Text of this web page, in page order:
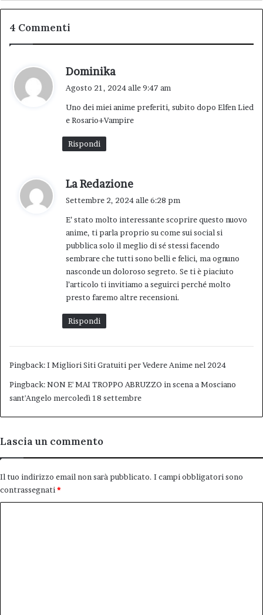
4 Commenti
Dominika
e
t
Agosto 21, 2024 alle 9:47 am
Uno dei miei anime preferiti, subito dopo Elfen Lied
e Rosario+Vampire
Rispondi
La Redazione
e
t
t
o
:
Settembre 2, 2024 alle 6:28 pm
E’ stato molto interessante scoprire questo nuovo
anime, ti parla proprio su come sui social si
pubblica solo il meglio di sé stessi facendo
sembrare che tutti sono belli e felici, ma ognuno
nasconde un doloroso segreto. Se ti è piaciuto
l’articolo ti invitiamo a seguirci perché molto
presto faremo altre recensioni.
Rispondi
Pingback:I Migliori Siti Gratuiti per Vedere Anime nel 2024
Pingback:NON E' MAI TROPPO ABRUZZO in scena a Mosciano
sant'Angelo mercoledì 18 settembre
Lascia un commento
Il tuo indirizzo email non sarà pubblicato. I campi obbligatori sono
contrassegnati*